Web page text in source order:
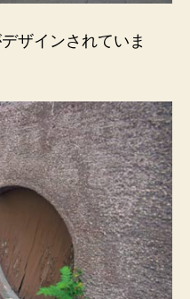
ザインされていま